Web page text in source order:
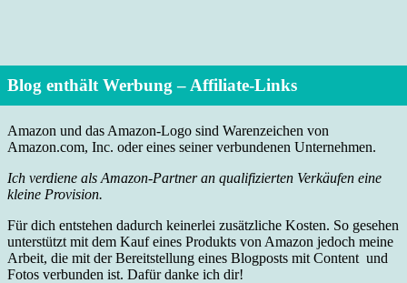
Blog enthält Werbung – Affiliate-Links
Amazon und das Amazon-Logo sind Warenzeichen von
Amazon.com, Inc. oder eines seiner verbundenen Unternehmen.
Ich verdiene als Amazon-Partner an qualifizierten Verkäufen eine
kleine Provision.
Für dich entstehen dadurch keinerlei zusätzliche Kosten. So gesehen
unterstützt mit dem Kauf eines Produkts von Amazon jedoch meine
Arbeit, die mit der Bereitstellung eines Blogposts mit Content und
Fotos verbunden ist. Dafür danke ich dir!